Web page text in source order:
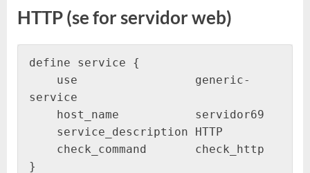
HTTP (se for servidor web)
define service {
service
}